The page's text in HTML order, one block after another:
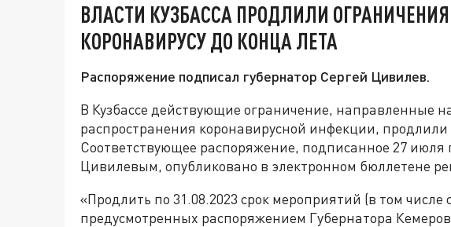
ВЛАСТИ КУЗБАССА ПРОДЛИЛИ
КОРОНАВИРУСУ ДО КОНЦА ЛЕТА
Распоряжение подписал губернатор Сергей Цивилев.
В Кузбассе действующие ограничение, направленные
распространения коронавирусной инфекции, продлили
Соответствующее распоряжение, подписанное 27 июля
Цивилевым, опубликовано в электронном бюллетене
«Продлить по 31.08.2023 срок мероприятий (в том числе
предусмотренных распоряжением Губернатора